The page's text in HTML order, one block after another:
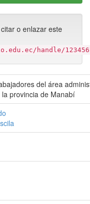
o enlazar este
handle/
del área
provincia de Manabí